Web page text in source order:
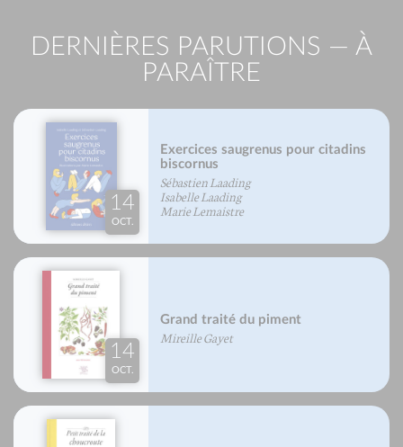
DERNIÈRES PARUTIONS — À
PARAÎTRE
14
OCT.
Exercices saugrenus pour citadins
biscornus
Sébastien Laading
Isabelle Laading
Marie Lemaistre
14
OCT.
Grand traité du piment
Mireille Gayet